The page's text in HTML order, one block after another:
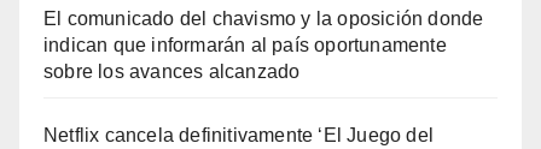
El comunicado del chavismo y la oposición donde
indican que informarán al país oportunamente
sobre los avances alcanzado
Netflix cancela definitivamente ‘El Juego del